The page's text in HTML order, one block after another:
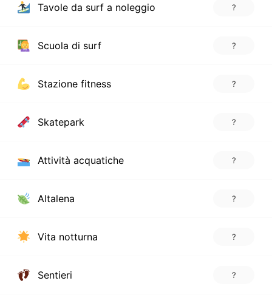
Tavole da surf a noleggio ?
Scuola di surf ?
Stazione fitness ?
Skatepark ?
Attività acquatiche ?
Altalena ?
Vita notturna ?
Sentieri ?